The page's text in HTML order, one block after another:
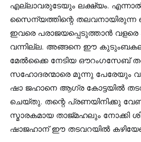
എല്ലാവരുടേയും ലക്ഷ്യം.
സൈന്യത്തിന്റെ
ഇവരെ പരാജയപ്പെടുത്താൻ വളരെ
വന്നില്ല. അങ്ങനെ ഈ
മേൽക്കൈ നേടിയ ഔറംഗസേബ്
സഹോദരന്മാരെ മൂന്നു
ഷാ ജഹാനെ ആഗ്ര കോട്ടയിൽ
ചെയ്തു. തന്റെ പ്രണയിനിക്കു
സ്മാരകമായ താജ്മഹലും നോക്കി
ഷാജഹാന്‌ ഈ തടവറയിൽ